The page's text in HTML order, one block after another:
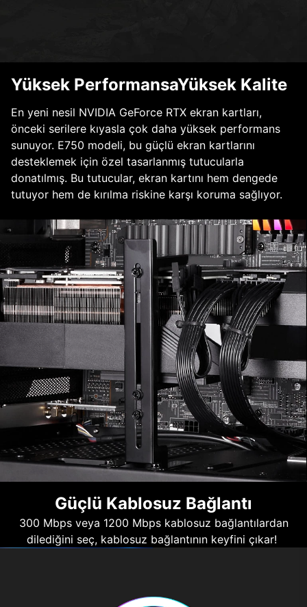
Yüksek PerformansaYüksek Kalite
En yeni nesil NVIDIA GeForce RTX ekran kartları,
önceki serilere kıyasla çok daha yüksek performans
sunuyor. E750 modeli, bu güçlü ekran kartlarını
desteklemek için özel tasarlanmış tutucularla
donatılmış. Bu tutucular, ekran kartını hem dengede
tutuyor hem de kırılma riskine karşı koruma sağlıyor.
Güçlü Kablosuz Bağlantı
300 Mbps veya 1200 Mbps kablosuz bağlantılardan
dilediğini seç, kablosuz bağlantının keyfini çıkar!